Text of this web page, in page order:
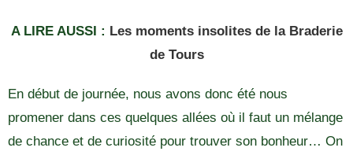
A LIRE AUSSI : Les moments insolites de la Braderie
de Tours
En début de journée, nous avons donc été nous
promener dans ces quelques allées où il faut un mélange
de chance et de curiosité pour trouver son bonheur… On